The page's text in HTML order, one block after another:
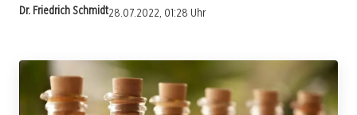
Dr. Friedrich Schmidt28.07.2022, 01:28 Uhr